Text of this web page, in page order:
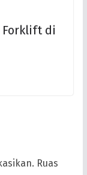
Forklift di
Ruas